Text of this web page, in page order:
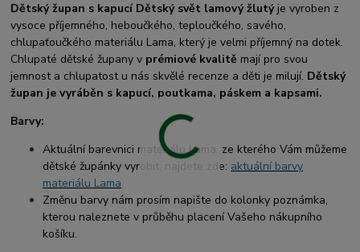
Dětský župan s kapucí Dětský svět lamový žlutý je vyroben z
vysoce příjemného, heboučkého, teploučkého, savého,
chlupaťoučkého materiálu Lama, který je velmi příjemný na dotek.
Chlupaté dětské župany v prémiové kvalitě mají pro svou
jemnost a chlupatost u nás skvělé recenze a děti je milují. Dětský
župan je vyráběn s kapucí, poutkama, páskem a kapsami.
Barvy:
Aktuální barevnici materiálu Lama, ze kterého Vám můžeme
dětské župánky vyrobit, najdete zde: aktuální barvy
materiálu Lama
Změnu barvy nám prosím napište do kolonky poznámka,
kterou naleznete v průběhu placení Vašeho nákupního
košíku.